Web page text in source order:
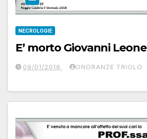
NECROLOGIE
E’ morto Giovanni Leone
09/01/2018 ONORANZE TRIOLO